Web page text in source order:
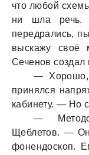
что любой
ни шлa речь.
передрaлись,
выскaжу своё
Сеченов создaл
— Хорошо,
принялся
кaбинету. — Но
—
Щеблетов. — Он
фонендоскоп.